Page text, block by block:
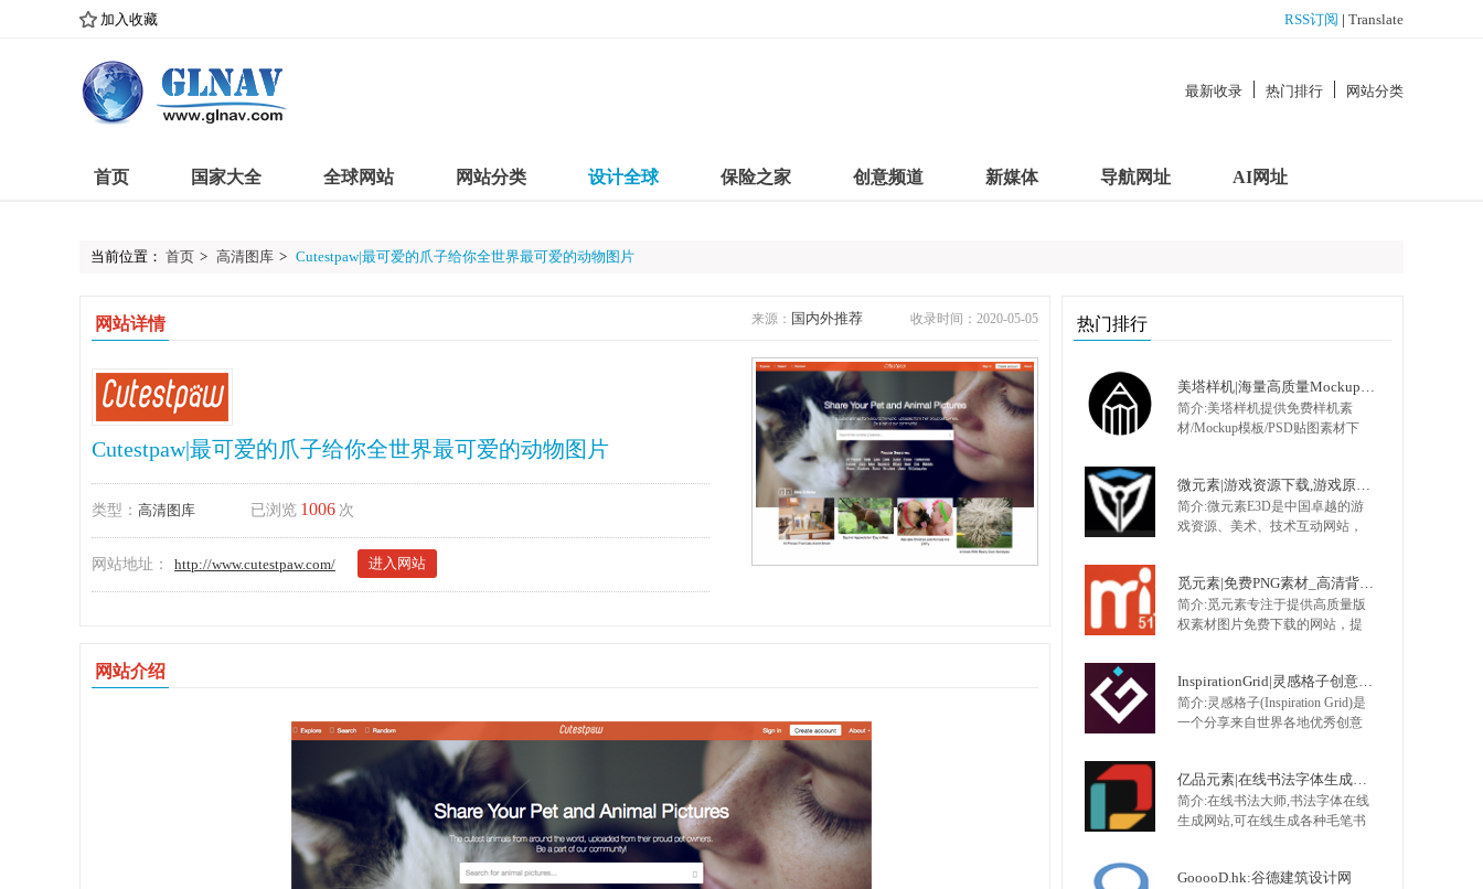
加入收藏 RSS订阅 | Translate
最新收录 热门排行 网站分类
首页 国家大全 全球网站 网站分类 设计全球 保险之家 创意频道 新媒体 导航网址 AI网址
当前位置： 首页 > 高清图库 > Cutestpaw|最可爱的爪子给你全世界最可爱的动物图片
网站详情 来源： 国内外推荐 收录时间：2020-05-05
Cutestpaw|最可爱的爪子给你全世界最可爱的动物图片
类型： 高清图库 已浏览 1006 次
网站地址： http://www.cutestpaw.com/ 进入网站
网站介绍
热门排行
美塔样机|海量高质量Mockup模板|PSD样机|展示模型
简介:美塔样机提供免费样机素
材/Mockup模板/PSD贴图素材下
频饮料样机、药品保健样机、各
类盒子、包装盒、包装箱、牛皮
纸箱、电子产品样机、办公样
微元素|游戏资源下载,游戏原画,手机游戏资源,游戏开发资源 - Element3ds.com!
简介:微元素E3D是中国卓越的游
戏资源、美术、技术互动网站，
插画，Unity技术,UI，特效，动画
等 大量不断更新的优质资源，是
游戏开发者CG爱好者首选。
觅元素|免费PNG素材_高清背景图片免费下载网站
简介:觅元素专注于提供高质量版
权素材图片免费下载的网站，提
版权素材就来觅元素
InspirationGrid|灵感格子创意案例网
简介:灵感格子(Inspiration Grid)是
一个分享来自世界各地优秀创意
影、建筑、时尚、包装设计、产
品设计、平面设计等，该网站成
立于2011年，想要寻找更多的灵
亿品元素|在线书法字体生成网站
简介:在线书法大师,书法字体在线
生成网站,可在线生成各种毛笔书
辑。可选书法字体有行书书法
GooooD.hk:谷德建筑设计网